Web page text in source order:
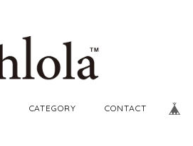
CATEGORY CONTACT